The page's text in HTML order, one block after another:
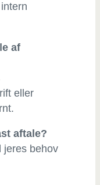
af
eller
aftale?
jeres behov